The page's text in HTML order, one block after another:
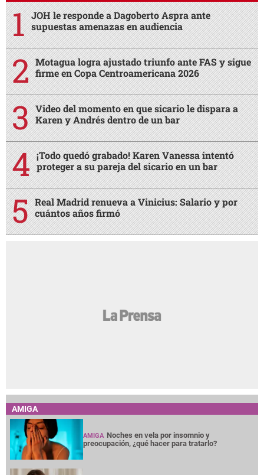
JOH le responde a Dagoberto Aspra ante
supuestas amenazas en audiencia
Motagua logra ajustado triunfo ante FAS y sigue
firme en Copa Centroamericana 2026
Video del momento en que sicario le dispara a
Karen y Andrés dentro de un bar
¡Todo quedó grabado! Karen Vanessa intentó
proteger a su pareja del sicario en un bar
Real Madrid renueva a Vinicius: Salario y por
cuántos años firmó
AMIGA
AMIGA Noches en vela por insomnio y
preocupación, ¿qué hacer para tratarlo?